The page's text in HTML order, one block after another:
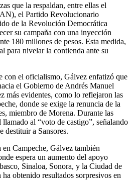
que la respaldan, entre ellas el
el Partido Revolucionario
de la Revolución Democrática
su campaña con una inyección
180 millones de pesos. Esta medida,
para nivelar la contienda ante su
con el oficialismo, Gálvez enfatizó que
el Gobierno de Andrés Manuel
más evidentes, como lo reflejaron las
donde se exige la renuncia de la
miembro de Morena. Durante las
llamado al “voto de castigo”, señalando
destituir a Sansores.
Campeche, Gálvez también
espera un aumento del apoyo
Sinaloa, Sonora, y la Ciudad de
obtenido resultados sorpresivos en